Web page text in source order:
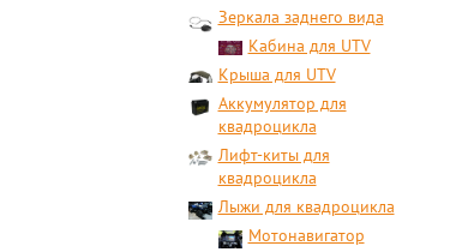
Зеркала заднего вида
Кабина для UTV
Крыша для UTV
Аккумулятор для
квадроцикла
Лифт-киты для
квадроцикла
Лыжи для квадроцикла
Мотонавигатор